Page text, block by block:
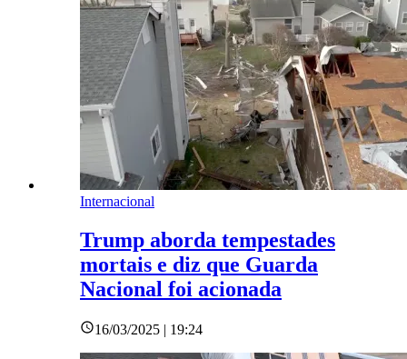
Internacional
Trump aborda tempestades
mortais e diz que Guarda
Nacional foi acionada
16/03/2025 | 19:24